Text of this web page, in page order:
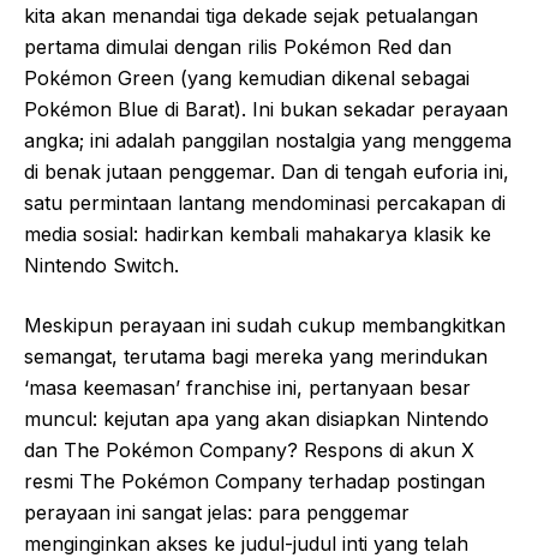
kita akan menandai tiga dekade sejak petualangan
pertama dimulai dengan rilis Pokémon Red dan
Pokémon Green (yang kemudian dikenal sebagai
Pokémon Blue di Barat). Ini bukan sekadar perayaan
angka; ini adalah panggilan nostalgia yang menggema
di benak jutaan penggemar. Dan di tengah euforia ini,
satu permintaan lantang mendominasi percakapan di
media sosial: hadirkan kembali mahakarya klasik ke
Nintendo Switch.
Meskipun perayaan ini sudah cukup membangkitkan
semangat, terutama bagi mereka yang merindukan
‘masa keemasan’ franchise ini, pertanyaan besar
muncul: kejutan apa yang akan disiapkan Nintendo
dan The Pokémon Company? Respons di akun X
resmi The Pokémon Company terhadap postingan
perayaan ini sangat jelas: para penggemar
menginginkan akses ke judul-judul inti yang telah